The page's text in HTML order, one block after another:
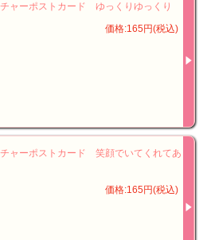
ャーポストカード ゆっくりゆっくり
価格:165円(税込)
ャーポストカード 笑顔でいてくれてあ
価格:165円(税込)